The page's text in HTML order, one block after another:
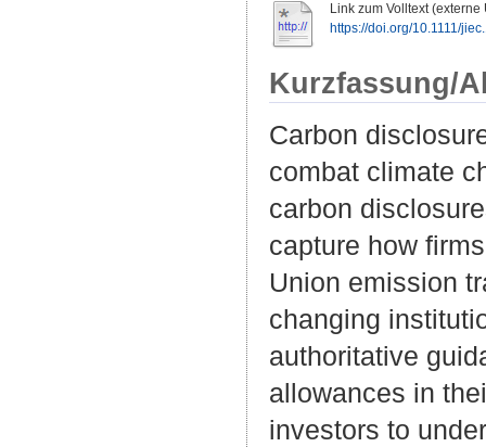
Link zum Volltext (externe
https://doi.org/10.1111/
Kurzfassung/
Carbon
combat climate
carbon
capture how
Union emission
changing
authoritative
allowances in
investors to